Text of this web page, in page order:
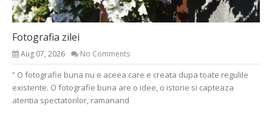
Fotografia zilei
Aug 07, 2026 No Comments
” O fotografie buna nu e aceea care e creata dupa toate regulile
existente. O fotografie buna are o idee, o istorie si capteaza
atentia spectatorilor, ramanand